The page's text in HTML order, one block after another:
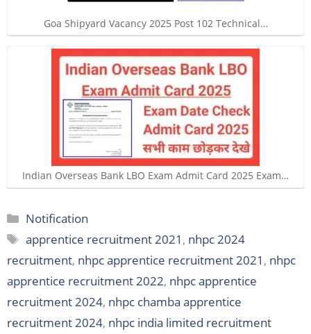
Goa Shipyard Vacancy 2025 Post 102 Technical…
Indian Overseas Bank LBO Exam Admit Card 2025 Exam…
Categories
Notification
Tags
apprentice recruitment 2021 , nhpc 2024
recruitment, nhpc apprentice recruitment 2021 , nhpc
apprentice recruitment 2022, nhpc apprentice
recruitment 2024, nhpc chamba apprentice
recruitment 2024, nhpc india limited recruitment